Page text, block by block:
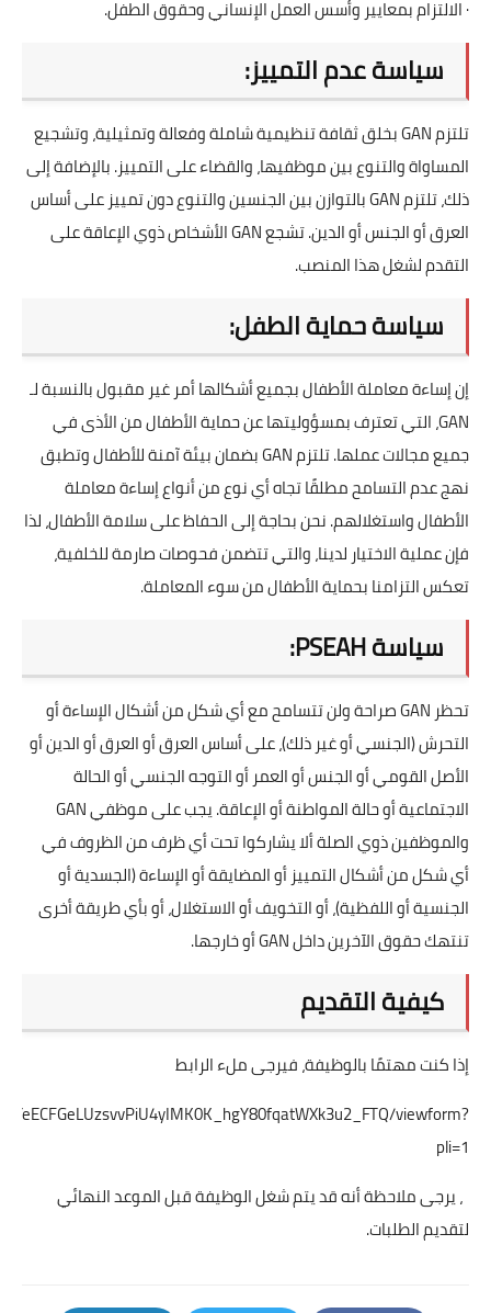
· الالتزام بمعايير وأسس العمل الإنساني وحقوق الطفل.
سياسة عدم التمييز:
تلتزم GAN بخلق ثقافة تنظيمية شاملة وفعالة وتمثيلية، وتشجيع
المساواة والتنوع بين موظفيها، والقضاء على التمييز. بالإضافة إلى
ذلك، تلتزم GAN بالتوازن بين الجنسين والتنوع دون تمييز على أساس
العرق أو الجنس أو الدين. تشجع GAN الأشخاص ذوي الإعاقة على
التقدم لشغل هذا المنصب.
سياسة حماية الطفل:
إن إساءة معاملة الأطفال بجميع أشكالها أمر غير مقبول بالنسبة لـ
GAN، التي تعترف بمسؤوليتها عن حماية الأطفال من الأذى في
جميع مجالات عملها. تلتزم GAN بضمان بيئة آمنة للأطفال وتطبق
نهج عدم التسامح مطلقًا تجاه أي نوع من أنواع إساءة معاملة
الأطفال واستغلالهم. نحن بحاجة إلى الحفاظ على سلامة الأطفال، لذا
فإن عملية الاختيار لدينا، والتي تتضمن فحوصات صارمة للخلفية،
تعكس التزامنا بحماية الأطفال من سوء المعاملة.
سياسة PSEAH:
تحظر GAN صراحة ولن تتسامح مع أي شكل من أشكال الإساءة أو
التحرش (الجنسي أو غير ذلك)، على أساس العرق أو العرق أو الدين أو
الأصل القومي أو الجنس أو العمر أو التوجه الجنسي أو الحالة
الاجتماعية أو حالة المواطنة أو الإعاقة. يجب على موظفي GAN
والموظفين ذوي الصلة ألا يشاركوا تحت أي ظرف من الظروف في
أي شكل من أشكال التمييز أو المضايقة أو الإساءة (الجسدية أو
الجنسية أو اللفظية)، أو التخويف أو الاستغلال، أو بأي طريقة أخرى
تنتهك حقوق الآخرين داخل GAN أو خارجها.
كيفية التقديم
إذا كنت مهتمًا بالوظيفة، فيرجى ملء الرابط
viewform?
pli=1
، يرجى ملاحظة أنه قد يتم شغل الوظيفة قبل الموعد النهائي
لتقديم الطلبات.